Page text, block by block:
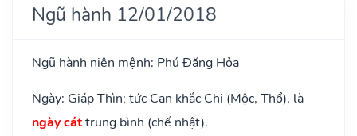
Ngũ hành 12/01/2018
Ngũ hành niên mệnh: Phú Đăng Hỏa
Ngày: Giáp Thìn; tức Can khắc Chi (Mộc, Thổ), là
ngày cáttrung bình (chế nhật).